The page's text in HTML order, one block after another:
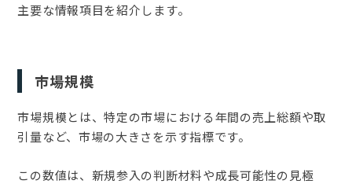
主要な情報項目を紹介します。
市場規模
市場規模とは、特定の市場における年間の売上総額や取
引量など、市場の大きさを示す指標です。
この数値は、新規参入の判断材料や成長可能性の見極